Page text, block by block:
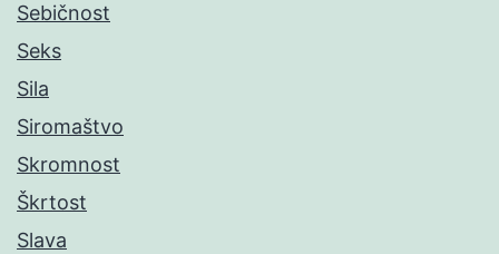
Sebičnost
Seks
Sila
Siromaštvo
Skromnost
Škrtost
Slava